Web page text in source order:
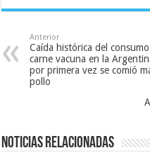
Anterior
Caída histórica del
carne vacuna en la
por primera vez se comió
pollo
Noticias relacionadas